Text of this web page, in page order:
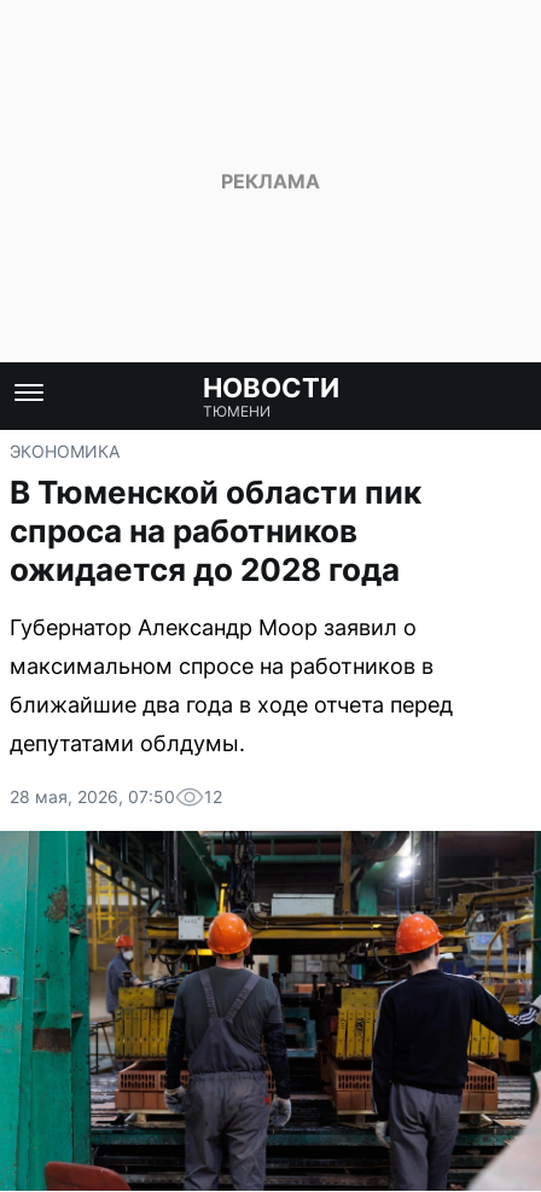
НОВОСТИ
ТЮМЕНИ
ЭКОНОМИКА
В Тюменской области пик
спроса на работников
ожидается до 2028 года
Губернатор Александр Моор заявил о
максимальном спросе на работников в
ближайшие два года в ходе отчета перед
депутатами облдумы.
28 мая, 2026, 07:50 12